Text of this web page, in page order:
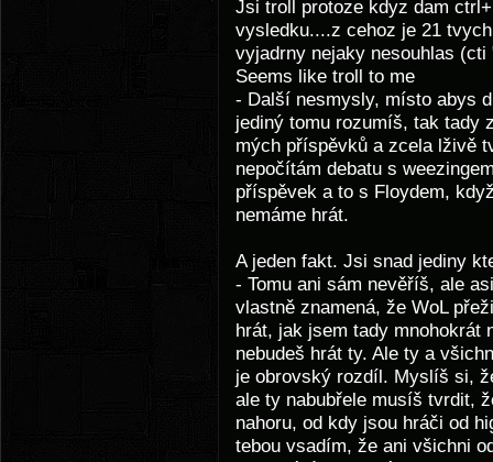
Jsi troll protoze kdyz dam
vysledku....z cehoz je 21
vyjadrny nejaky nesouhlas
Seems like troll to me
- Další nesmysly, místo abys
jediný tomu rozumíš, tak tady
mých příspěvků a zcela lživě
nepočítám debatu s
příspěvek a to s Floydem,
nemáme hrát.
A jeden fakt. Jsi snad jediny
- Tomu ani sám nevěříš, ale
vlastně znamená, že WoL
hrát, jak jsem tady mnohokrát
nebudeš hrát ty. Ale ty a
je obrovský rozdíl. Myslíš si,
ale ty nabubřele musíš tvrdit,
nahoru, od kdy jsou hráči od
tebou vsadím, že ani všichni